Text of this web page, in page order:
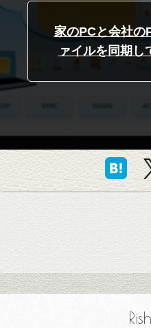
家のPCと会社の
ァイルを同期